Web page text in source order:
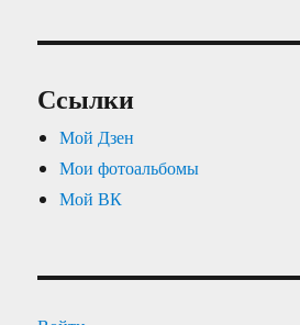
Ссылки
Мой Дзен
Мои фотоальбомы
Мой ВК